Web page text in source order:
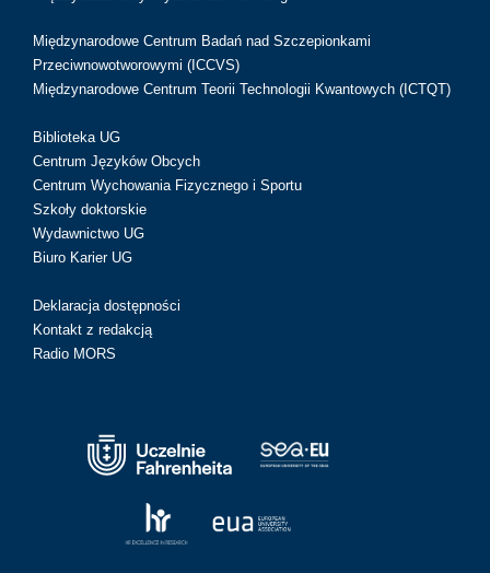
Międzynarodowe Centrum Badań nad Szczepionkami
Przeciwnowotworowymi (ICCVS)
Międzynarodowe Centrum Teorii Technologii Kwantowych (ICTQT)
Biblioteka UG
Centrum Języków Obcych
Centrum Wychowania Fizycznego i Sportu
Szkoły doktorskie
Wydawnictwo UG
Biuro Karier UG
Deklaracja dostępności
Kontakt z redakcją
Radio MORS